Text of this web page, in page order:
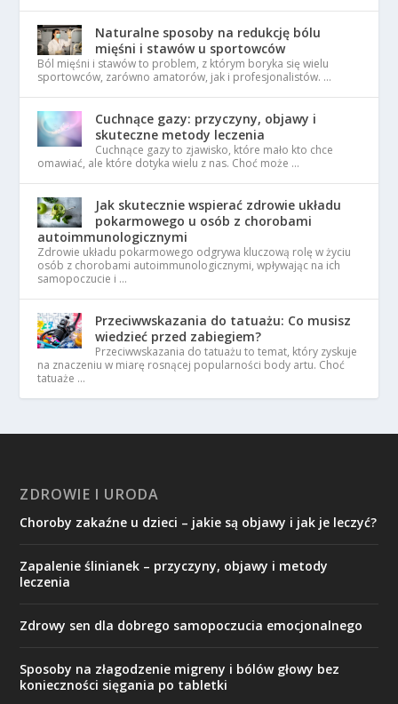
Naturalne sposoby na redukcję bólu
mięśni i stawów u sportowców
Ból mięśni i stawów to problem, z którym boryka się wielu
sportowców, zarówno amatorów, jak i profesjonalistów. …
Cuchnące gazy: przyczyny, objawy i
skuteczne metody leczenia
Cuchnące gazy to zjawisko, które mało kto chce
omawiać, ale które dotyka wielu z nas. Choć może …
Jak skutecznie wspierać zdrowie układu
pokarmowego u osób z chorobami
autoimmunologicznymi
Zdrowie układu pokarmowego odgrywa kluczową rolę w życiu
osób z chorobami autoimmunologicznymi, wpływając na ich
samopoczucie i …
Przeciwwskazania do tatuażu: Co musisz
wiedzieć przed zabiegiem?
Przeciwwskazania do tatuażu to temat, który zyskuje
na znaczeniu w miarę rosnącej popularności body artu. Choć
tatuaże …
ZDROWIE I URODA
Choroby zakaźne u dzieci – jakie są objawy i jak je leczyć?
Zapalenie ślinianek – przyczyny, objawy i metody
leczenia
Zdrowy sen dla dobrego samopoczucia emocjonalnego
Sposoby na złagodzenie migreny i bólów głowy bez
konieczności sięgania po tabletki